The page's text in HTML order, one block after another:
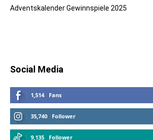
Adventskalender Gewinnspiele 2025
Social Media
1,514 Fans
35,740 Follower
9,135 Follower